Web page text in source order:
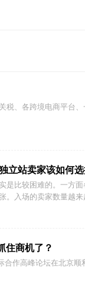
税、各跨境电商平台
立站卖家该如何选
是比较困难的。一方
。入场的卖家数量越
住商机了？
合作高峰论坛在北京